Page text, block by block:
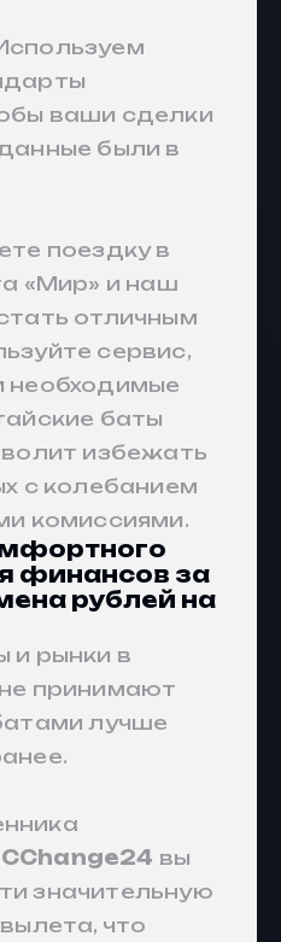
ваши сделки
были в
поездку в
«Мир» и наш
отличным
сервис,
необходимые
баты
избежать
с колебанием
комиссиями.
финансов за
рублей на
и рынки в
принимают
лучше
вы
значительную
что